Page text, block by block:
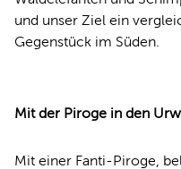
und unser Ziel ein
Gegenstück im Süden.
Mit der Piroge in den
Mit einer Fanti-Piroge,